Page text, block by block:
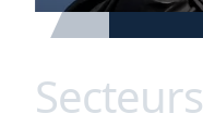
Secteurs